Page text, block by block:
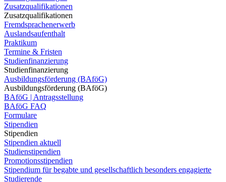
Zusatzqualifikationen
Zusatzqualifikationen
Fremdsprachenerwerb
Auslandsaufenthalt
Praktikum
Termine & Fristen
Studienfinanzierung
Studienfinanzierung
Ausbildungsförderung (BAföG)
Ausbildungsförderung (BAföG)
BAföG | Antragsstellung
BAföG FAQ
Formulare
Stipendien
Stipendien
Stipendien aktuell
Studienstipendien
Promotionsstipendien
Stipendium für begabte und gesellschaftlich besonders engagierte
Studierende